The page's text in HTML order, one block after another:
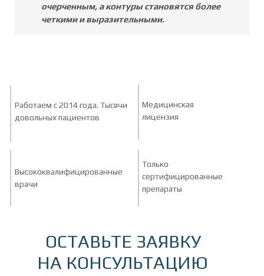
очерченным, а контуры становятся более
четкими и выразительными.
Только
сертифицированные
препараты
Высококвалифицированные
врачи
Медицинская
лицензия
Работаем с 2014 года. Тысячи
довольных пациентов
ОСТАВЬТЕ ЗАЯВКУ
НА КОНСУЛЬТАЦИЮ